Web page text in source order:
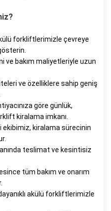
forkliftlerimizle çevreye
ve bakım maliyetleriyle uzun
ve özelliklere sahip geniş
göre günlük,
kiralama imkanı.
ekibimiz, kiralama sürecinin
teslimat ve kesintisiz
tüm bakım ve onarım
akülü forkliftlerimizle